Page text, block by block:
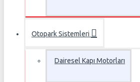
Otopark Sistemleri
Dairesel Kapı Motorları